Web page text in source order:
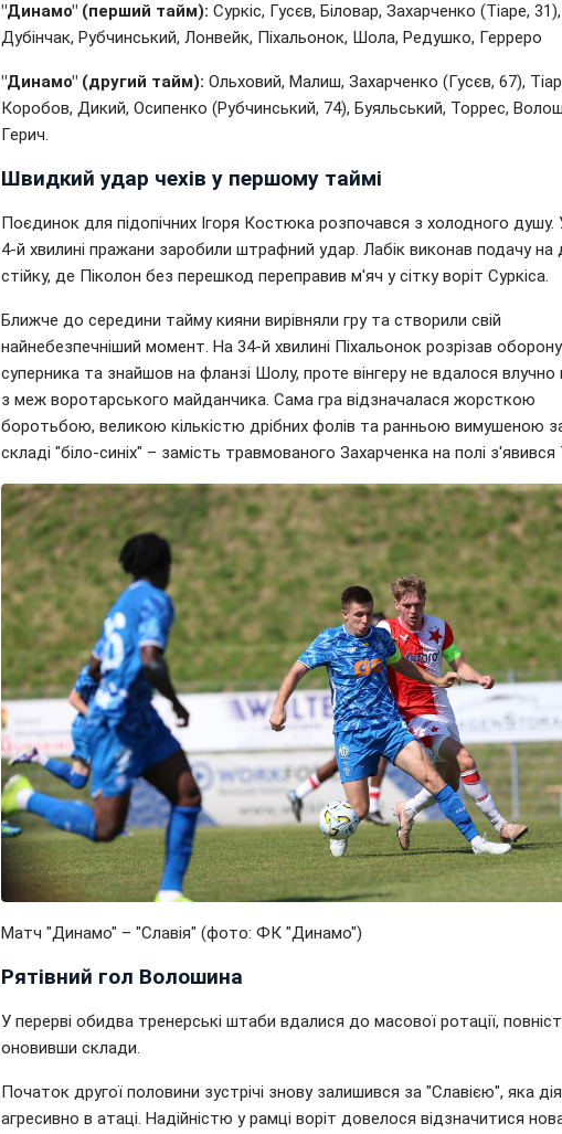
"Динамо" (перший тайм): Суркіс, Гусєв, Біловар, Захарченко (Тіаре, 31),
Дубінчак, Рубчинський, Лонвейк, Піхальонок, Шола, Редушко, Герреро
"Динамо" (другий тайм): Ольховий, Малиш, Захарченко (Гусєв, 67),
Коробов, Дикий, Осипенко (Рубчинський, 74), Буяльський, Торрес,
Герич.
Швидкий удар чехів у першому таймі
Поєдинок для підопічних Ігоря Костюка розпочався з холодного душу.
4-й хвилині пражани заробили штрафний удар. Лабік виконав подачу на
стійку, де Піколон без перешкод переправив м'яч у сітку воріт Суркіса.
Ближче до середини тайму кияни вирівняли гру та створили свій
найнебезпечніший момент. На 34-й хвилині Піхальонок розрізав оборону
суперника та знайшов на фланзі Шолу, проте вінгеру не вдалося влучно
з меж воротарського майданчика. Сама гра відзначалася жорсткою
боротьбою, великою кількістю дрібних фолів та ранньою вимушеною
складі "біло-синіх" – замість травмованого Захарченка на полі з'явився
Матч "Динамо" – "Славія" (фото: ФК "Динамо")
Рятівний гол Волошина
У перерві обидва тренерські штаби вдалися до масової ротації,
оновивши склади.
Початок другої половини зустрічі знову залишився за "Славією", яка
агресивно в атаці. Надійністю у рамці воріт довелося відзначитися